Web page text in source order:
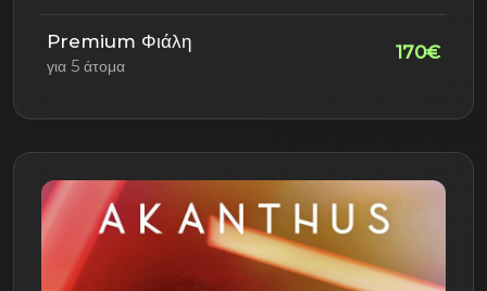
Premium Φιάλη
για 5 άτομα
170€